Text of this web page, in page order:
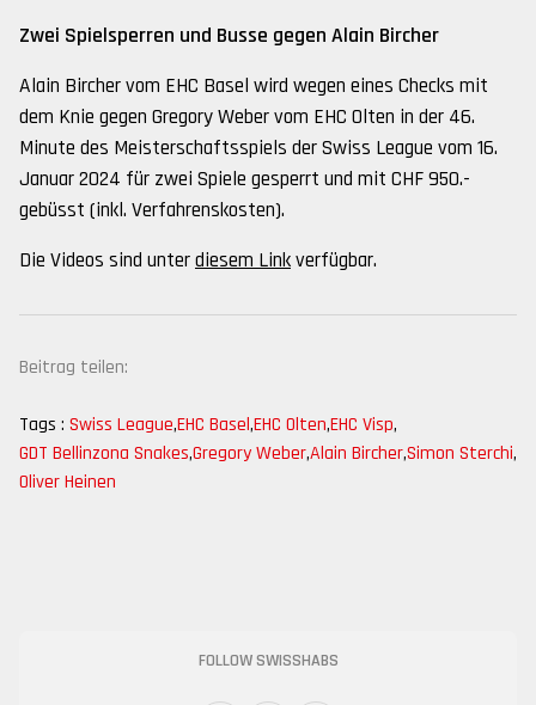
Zwei Spielsperren und Busse gegen Alain Bircher
Alain Bircher vom EHC Basel wird wegen eines Checks mit
dem Knie gegen Gregory Weber vom EHC Olten in der 46.
Minute des Meisterschaftsspiels der Swiss League vom 16.
Januar 2024 für zwei Spiele gesperrt und mit CHF 950.-
gebüsst (inkl. Verfahrenskosten).
Die Videos sind unterdiesem Linkverfügbar.
Beitrag teilen:
Tags : Swiss League,EHC Basel,EHC Olten,EHC Visp,
GDT Bellinzona Snakes,Gregory Weber,Alain Bircher,Simon Sterchi,
Oliver Heinen
FOLLOW SWISSHABS